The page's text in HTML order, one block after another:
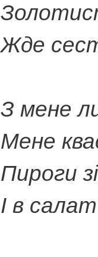
Жде
З мене
Мене
Пироги
І в